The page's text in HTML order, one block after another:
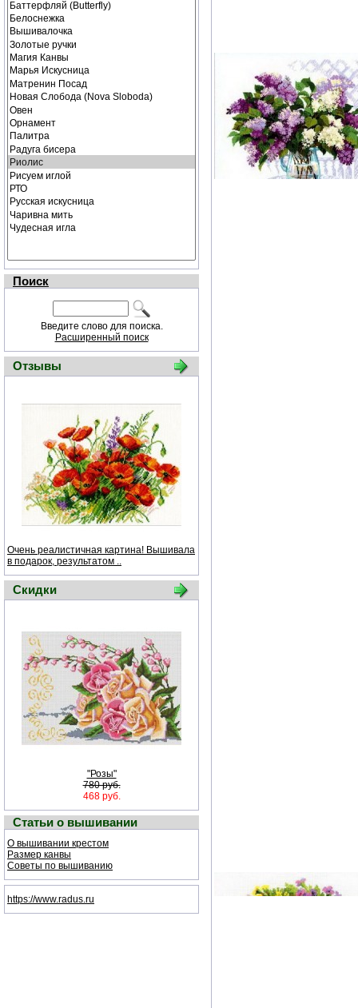
Поиск
Введите слово для поиска.
Расширенный поиск
Отзывы
Очень реалистичная картина! Вышивала
в подарок, результатом ..
Скидки
"Розы"
780 руб.
468 руб.
Статьи о вышивании
О вышивании крестом
Размер канвы
Советы по вышиванию
https://www.radus.ru